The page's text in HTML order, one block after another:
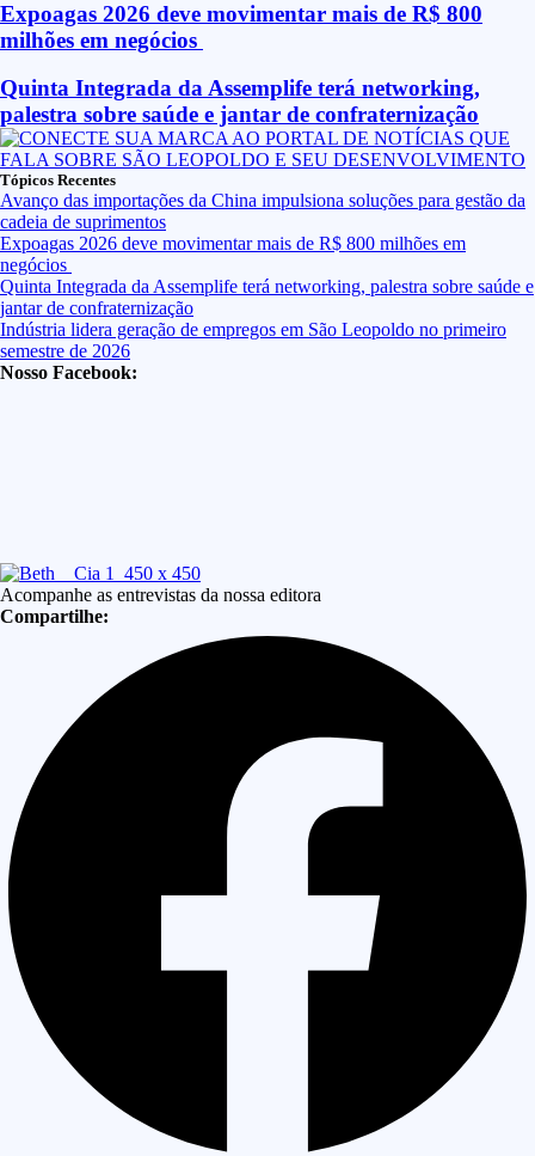
Expoagas 2026 deve movimentar mais de R$ 800
milhões em negócios
Quinta Integrada da Assemplife terá networking,
palestra sobre saúde e jantar de confraternização
Tópicos Recentes
Avanço das importações da China impulsiona soluções para gestão da
cadeia de suprimentos
Expoagas 2026 deve movimentar mais de R$ 800 milhões em
negócios
Quinta Integrada da Assemplife terá networking, palestra sobre saúde e
jantar de confraternização
Indústria lidera geração de empregos em São Leopoldo no primeiro
semestre de 2026
Nosso Facebook:
Acompanhe as entrevistas da nossa editora
Compartilhe: